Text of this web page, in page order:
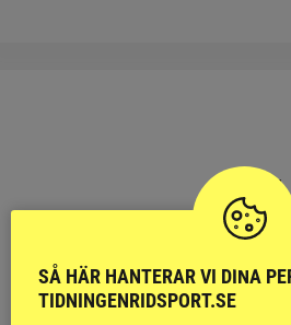
RIDSPORT
BLOGGAR
SÅ HÄR HANTERAR VI DINA
TIDNINGENRIDSPORT.SE